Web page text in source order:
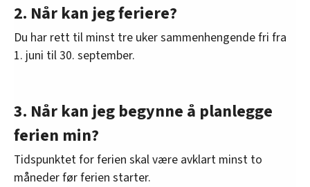
2. Når kan jeg feriere?
Du har rett til minst tre uker sammenhengende fri fra
1. juni til 30. september.
3. Når kan jeg begynne å planlegge
ferien min?
Tidspunktet for ferien skal være avklart minst to
måneder før ferien starter.